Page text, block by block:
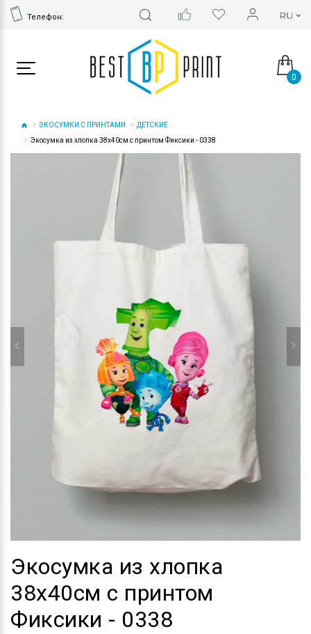
Телефон:
0
ЭКОСУМКИ С ПРИНТАМИ
ДЕТСКИЕ
Экосумка из хлопка 38х40см с принтом Фиксики - 0338
Экосумка из хлопка
38х40см с принтом
Фиксики - 0338